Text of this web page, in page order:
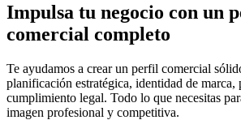
Impulsa tu negocio con un
comercial completo
Te ayudamos a crear un perfil comercial
planificación estratégica, identidad de marca,
cumplimiento legal. Todo lo que necesitas
imagen profesional y competitiva.